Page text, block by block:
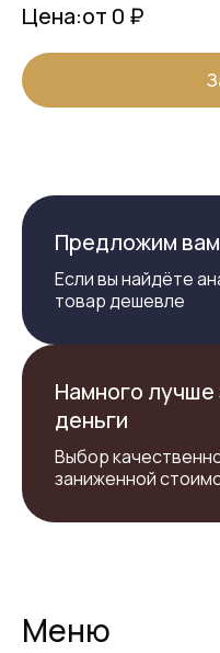
Цена:от 0 ₽
Предложим
Если вы найдёте
товар дешевле
Намного
деньги
Выбор
заниженной
Меню